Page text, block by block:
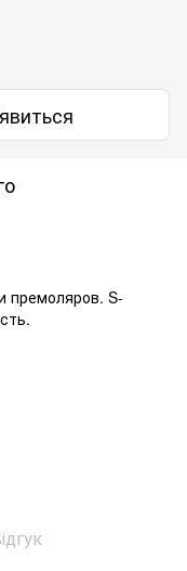
премоляров. S-